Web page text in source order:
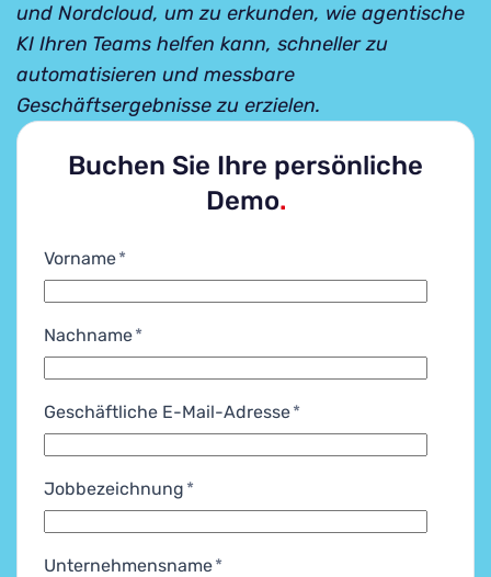
und Nordcloud, um zu erkunden, wie agentische
KI Ihren Teams helfen kann, schneller zu
automatisieren und messbare
Geschäftsergebnisse zu erzielen.
Buchen Sie Ihre persönliche
Demo.
Vorname*
Nachname*
Geschäftliche E-Mail-Adresse*
Jobbezeichnung *
Unternehmensname*